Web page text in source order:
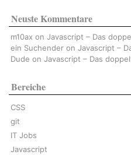
Neuste Kommentare
m10ax on Javascript – Das
ein Suchender on Javascript –
Dude on Javascript – Das
Bereiche
CSS
git
IT Jobs
Javascript